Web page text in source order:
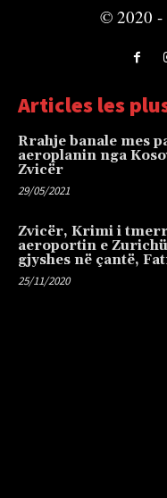
© 2020 -
Articles les
Rrahje banale mes
aeroplanin nga
Zvicër
29/05/2021
Zvicër, Krimi i
aeroportin e
gjyshes në çantë,
25/11/2020